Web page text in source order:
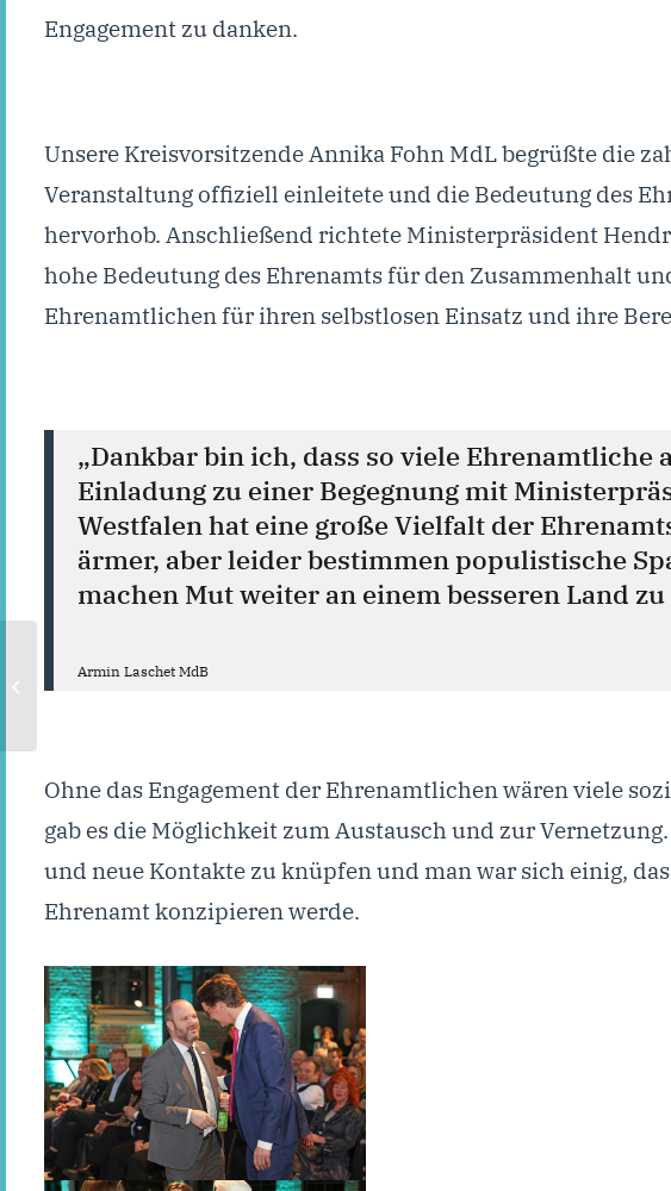
Engagement zu danken.
Unsere Kreisvorsitzende Annika Fohn MdL begrüßte die
Veranstaltung offiziell einleitete und die Bedeutung des
hervorhob. Anschließend richtete Ministerpräsident
hohe Bedeutung des Ehrenamts für den Zusammenhalt
Ehrenamtlichen für ihren selbstlosen Einsatz und ihre
„Dankbar bin ich, dass so viele Ehrenamtliche
Einladung zu einer Begegnung mit
Westfalen hat eine große Vielfalt der
ärmer, aber leider bestimmen populistische
machen Mut weiter an einem besseren Land zu
Armin Laschet MdB
Ohne das Engagement der Ehrenamtlichen wären viele
gab es die Möglichkeit zum Austausch und zur
und neue Kontakte zu knüpfen und man war sich einig,
Ehrenamt konzipieren werde.
Blockadepolitik ein